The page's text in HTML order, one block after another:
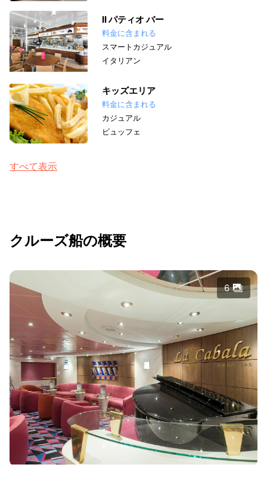
II パティオ バー
料金に含まれる
スマートカジュアル
イタリアン
キッズエリア
料金に含まれる
カジュアル
ビュッフェ
すべて表示
クルーズ船の概要
6